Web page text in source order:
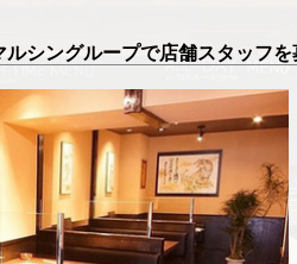
ングループで店舗スタッフを